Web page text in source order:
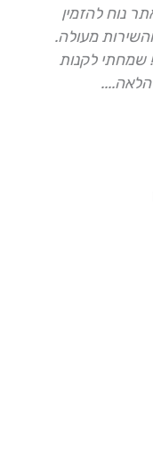
נוח להזמין
מעולה.
שמחתי לקנות